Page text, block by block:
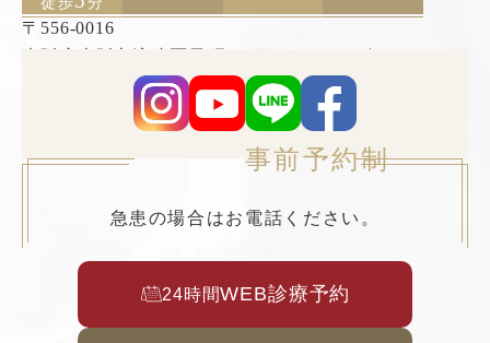
〒556-0016
大阪府大阪市浪速区元町2丁目3−19 TCAビル5F
事前予約制
急患の場合はお電話ください。
24時間WEB診療予約